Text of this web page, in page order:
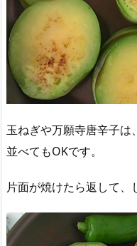
玉ねぎや万願寺唐辛子は
並べてもOKです。
片面が焼けたら返して、